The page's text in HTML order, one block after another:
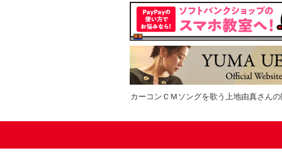
カーコンＣＭソングを歌う上地由真さんの